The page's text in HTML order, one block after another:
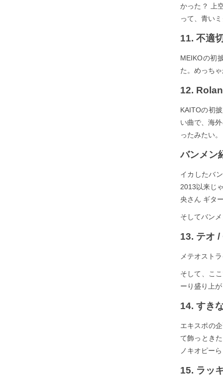
かった？ 上
って、青い
11. 不適
MEIKOの初
た。めっち
12.
KAITOの初
い曲で、海
ったみたい
バンメン
イカしたバ
2013以来じ
央さん ギタ
そしてバン
13. テオ
メテオスト
そして、こ
ーり盛り上
14. すき
エキスポの
て飾っとき
ノキオピー
15. ラッ